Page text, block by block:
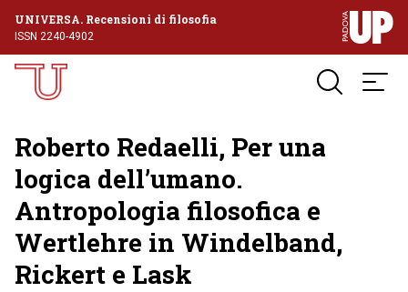
UNIVERSA. Recensioni di filosofia
ISSN 2240-4902
Roberto Redaelli, Per una
logica dell’umano.
Antropologia filosofica e
Wertlehre in Windelband,
Rickert e Lask